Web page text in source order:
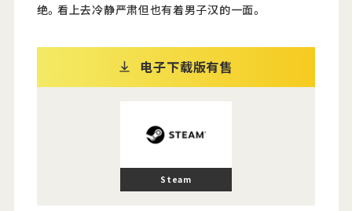
绝。看上去冷静严肃但也有着男子汉的一面。
电子下载版有售
Steam